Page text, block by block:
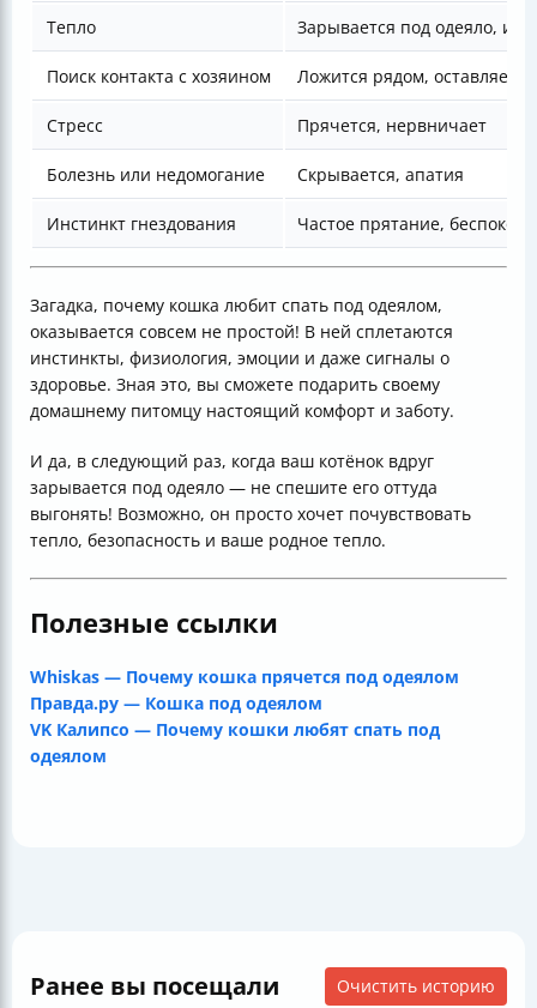
Тепло Зарывается под одеяло,
Поиск контакта с хозяином Ложится рядом, оставляет
Стресс Прячется, нервничает
Болезнь или недомогание Скрывается, апатия
Инстинкт гнездования Частое прятание,
Загадка, почему кошка любит спать под одеялом,
оказывается совсем не простой! В ней сплетаются
инстинкты, физиология, эмоции и даже сигналы о
здоровье. Зная это, вы сможете подарить своему
домашнему питомцу настоящий комфорт и заботу.
И да, в следующий раз, когда ваш котёнок вдруг
зарывается под одеяло — не спешите его оттуда
выгонять! Возможно, он просто хочет почувствовать
тепло, безопасность и ваше родное тепло.
Полезные ссылки
Whiskas — Почему кошка прячется под одеялом
Правда.ру — Кошка под одеялом
VK Калипсо — Почему кошки любят спать под
одеялом
Ранее вы посещали Очистить историю